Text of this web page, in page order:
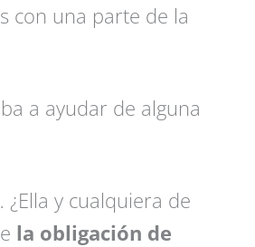
con una parte de la
a ayudar de alguna
y cualquiera de
la obligación de